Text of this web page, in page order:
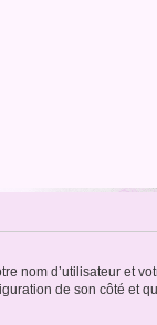
nom d’utilisateur et
de son côté et